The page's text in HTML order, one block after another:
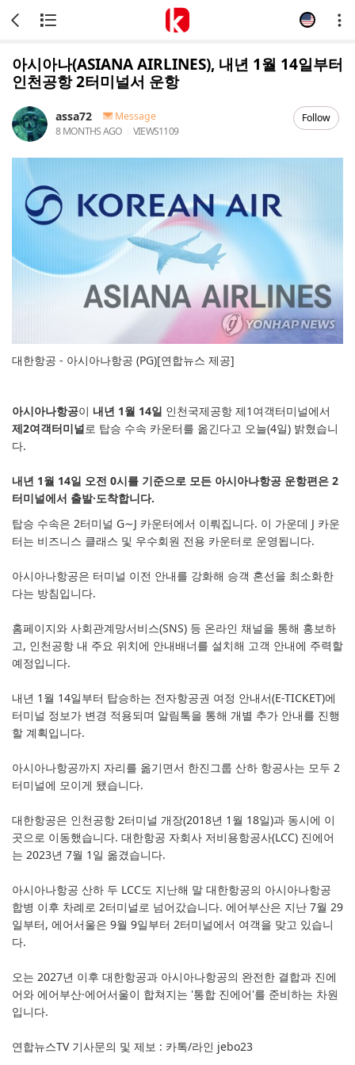
아시아나(ASIANA AIRLINES), 내년 1월 14일부터
인천공항 2터미널서 운항
assa72
Message
8 MONTHS AGO
VIEWS1109
Follow
대한항공 - 아시아나항공 (PG)[연합뉴스 제공]
아시아나항공이 내년 1월 14일 인천국제공항 제1여객터미널에서
제2여객터미널로 탑승 수속 카운터를 옮긴다고 오늘(4일) 밝혔습니
다.
내년 1월 14일 오전 0시를 기준으로 모든 아시아나항공 운항편은 2
터미널에서 출발·도착합니다.
탑승 수속은 2터미널 G∼J 카운터에서 이뤄집니다. 이 가운데 J 카운
터는 비즈니스 클래스 및 우수회원 전용 카운터로 운영됩니다.
아시아나항공은 터미널 이전 안내를 강화해 승객 혼선을 최소화한
다는 방침입니다.
홈페이지와 사회관계망서비스(SNS) 등 온라인 채널을 통해 홍보하
고, 인천공항 내 주요 위치에 안내배너를 설치해 고객 안내에 주력할
예정입니다.
내년 1월 14일부터 탑승하는 전자항공권 여정 안내서(E-TICKET)에
터미널 정보가 변경 적용되며 알림톡을 통해 개별 추가 안내를 진행
할 계획입니다.
아시아나항공까지 자리를 옮기면서 한진그룹 산하 항공사는 모두 2
터미널에 모이게 됐습니다.
대한항공은 인천공항 2터미널 개장(2018년 1월 18일)과 동시에 이
곳으로 이동했습니다. 대한항공 자회사 저비용항공사(LCC) 진에어
는 2023년 7월 1일 옮겼습니다.
아시아나항공 산하 두 LCC도 지난해 말 대한항공의 아시아나항공
합병 이후 차례로 2터미널로 넘어갔습니다. 에어부산은 지난 7월 29
일부터, 에어서울은 9월 9일부터 2터미널에서 여객을 맞고 있습니
다.
오는 2027년 이후 대한항공과 아시아나항공의 완전한 결합과 진에
어와 에어부산·에어서울이 합쳐지는 '통합 진에어'를 준비하는 차원
입니다.
연합뉴스TV 기사문의 및 제보 : 카톡/라인 jebo23